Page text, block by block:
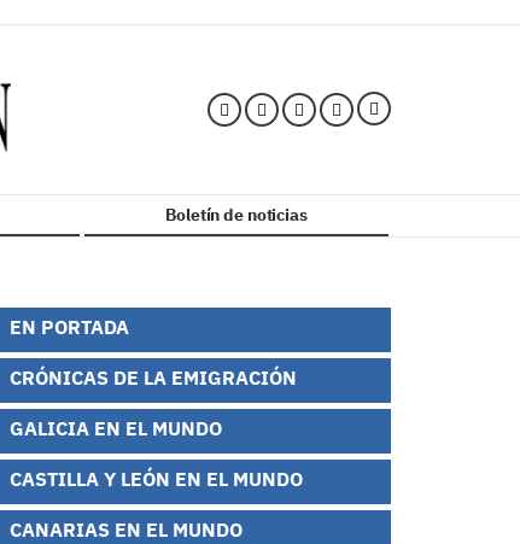
Boletín de noticias
EN PORTADA
CRÓNICAS DE LA EMIGRACIÓN
GALICIA EN EL MUNDO
CASTILLA Y LEÓN EN EL MUNDO
CANARIAS EN EL MUNDO